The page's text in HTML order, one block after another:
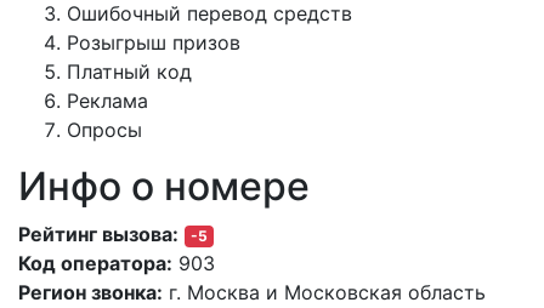
Ошибочный перевод средств
Розыгрыш призов
Платный код
Реклама
Опросы
Инфо о номере
Рейтинг вызова: -5
Код оператора: 903
Регион звонка: г. Москва и Московская область